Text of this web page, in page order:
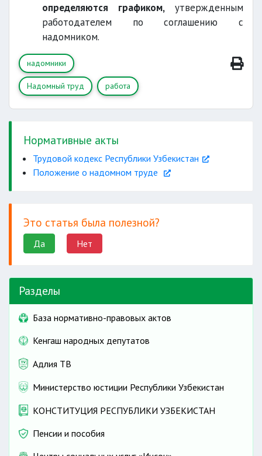
определяются графиком,утвержденным
работодателем по соглашению с
надомником.
надомники
Надомный труд работа
Нормативные акты
Трудовой кодекс Республики Узбекистан
Положение о надомном труде
Это статья была полезной?
Да Нет
Разделы
База нормативно-правовых актов
Кенгаш народных депутатов
Адлия ТВ
Министерство юстиции Республики Узбекистан
КОНСТИТУЦИЯ РЕСПУБЛИКИ УЗБЕКИСТАН
Пенсии и пособия